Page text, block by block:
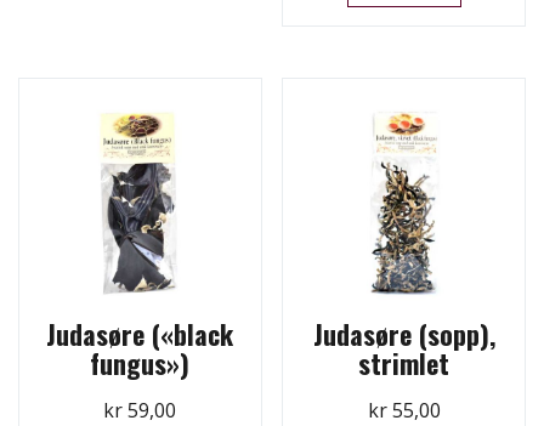
Judasøre («black
fungus»)
kr59,00
Judasøre (sopp),
strimlet
kr55,00